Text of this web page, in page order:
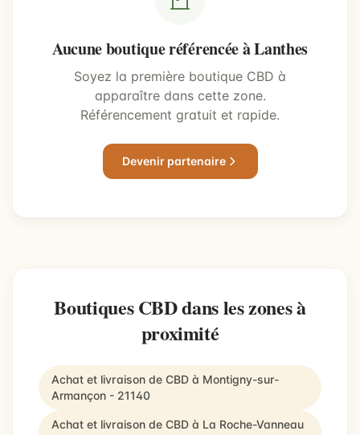
Aucune boutique référencée à Lanthes
Soyez la première boutique CBD à
apparaître dans cette zone.
Référencement gratuit et rapide.
Devenir partenaire
Boutiques CBD dans les zones à
proximité
Achat et livraison de CBD à Montigny-sur-
Armançon - 21140
Achat et livraison de CBD à La Roche-Vanneau